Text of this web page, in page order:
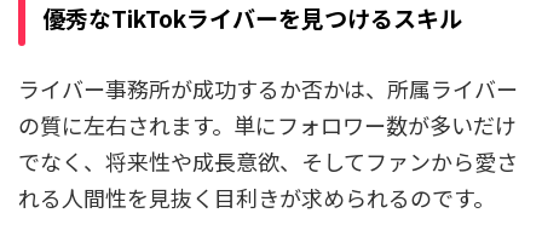
優秀なTikTokライバーを見つけるスキル
ライバー事務所が成功するか否かは、所属ライバー
の質に左右されます。単にフォロワー数が多いだけ
でなく、将来性や成長意欲、そしてファンから愛さ
れる人間性を見抜く目利きが求められるのです。